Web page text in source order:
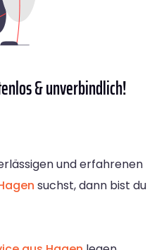
& unverbindlich!
und erfahrenen
suchst, dann bist du